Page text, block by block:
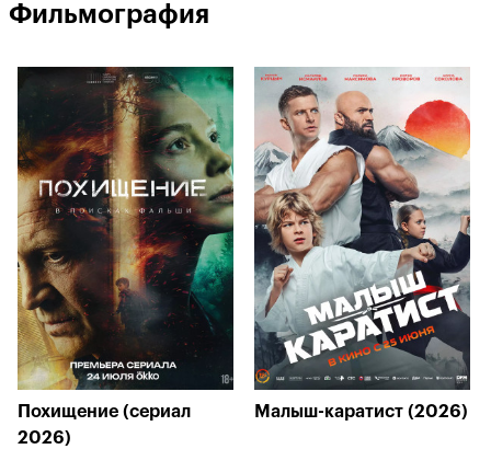
Фильмография
Похищение (сериал
2026)
Малыш-каратист (2026)